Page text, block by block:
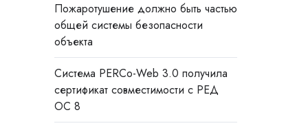
Пожаротушение должно быть частью
общей системы безопасности
объекта
Система PERCo-Web 3.0 получила
сертификат совместимости с РЕД
ОС 8